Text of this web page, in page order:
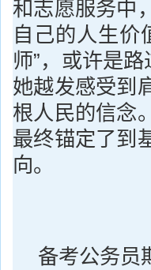
和志愿服务中
自己的人生
师”，或许是
她越发感受到
根人民的信念
最终锚定了到
向。
备考公务员